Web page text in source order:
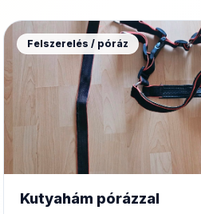
Felszerelés / póráz
Kutyahám pórázzal